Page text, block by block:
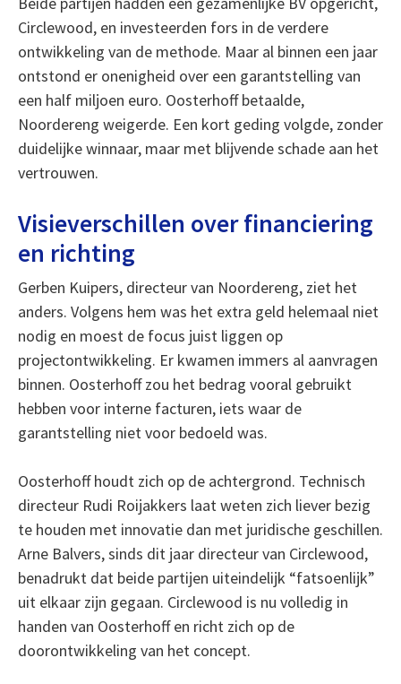
Circlewood, en investeerden fors in de verdere
ontwikkeling van de methode. Maar al binnen een jaar
ontstond er onenigheid over een garantstelling van
een half miljoen euro. Oosterhoff betaalde,
Noordereng weigerde. Een kort geding volgde, zonder
duidelijke winnaar, maar met blijvende schade aan het
vertrouwen.
Visieverschillen over financiering
en richting
Gerben Kuipers, directeur van Noordereng, ziet het
anders. Volgens hem was het extra geld helemaal niet
nodig en moest de focus juist liggen op
projectontwikkeling. Er kwamen immers al aanvragen
binnen. Oosterhoff zou het bedrag vooral gebruikt
hebben voor interne facturen, iets waar de
garantstelling niet voor bedoeld was.
Oosterhoff houdt zich op de achtergrond. Technisch
directeur Rudi Roijakkers laat weten zich liever bezig
te houden met innovatie dan met juridische geschillen.
Arne Balvers, sinds dit jaar directeur van Circlewood,
benadrukt dat beide partijen uiteindelijk “fatsoenlijk”
uit elkaar zijn gegaan. Circlewood is nu volledig in
handen van Oosterhoff en richt zich op de
doorontwikkeling van het concept.